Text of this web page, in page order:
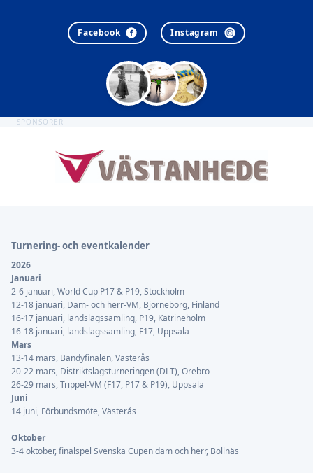
Facebook Instagram
SPONSORER
Turnering- och eventkalender
2026
Januari
2-6 januari, World Cup P17 & P19, Stockholm
12-18 januari, Dam- och herr-VM, Björneborg, Finland
16-17 januari, landslagssamling, P19, Katrineholm
16-18 januari, landslagssamling, F17, Uppsala
Mars
13-14 mars, Bandyfinalen, Västerås
20-22 mars, Distriktslagsturneringen (DLT), Örebro
26-29 mars, Trippel-VM (F17, P17 & P19), Uppsala
Juni
14 juni, Förbundsmöte, Västerås
Oktober
3-4 oktober, finalspel Svenska Cupen dam och herr, Bollnäs